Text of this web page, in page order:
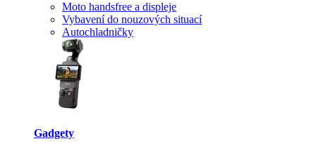
Moto handsfree a displeje
Vybavení do nouzových situací
Autochladničky
Gadgety